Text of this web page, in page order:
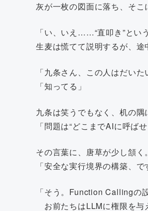
灰が一枚の図面に落ち、そ
「い、いえ……“直叩き”とい
生麦は慌てて説明するが、途
「九条さん、この人はだい
「知ってる」
九条は笑うでもなく、机の隅
「問題は“どこまでAIに呼ば
その言葉に、唐草が少し頷く。
「安全な実行境界の構築、で
「そう。Function Callingの
お前たちはLLMに権限を与